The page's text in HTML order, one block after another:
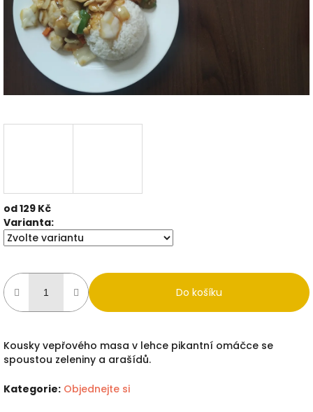
od129 Kč
Měrná
cena:
Varianta:
Do košíku
Kousky vepřového masa v lehce pikantní omáčce se
spoustou zeleniny a arašídů.
Kategorie: Objednejte si